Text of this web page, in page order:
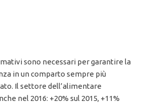
sono necessari per garantire la
in un comparto sempre più
Il settore dell’alimentare
nel 2016: +20% sul 2015, +11%